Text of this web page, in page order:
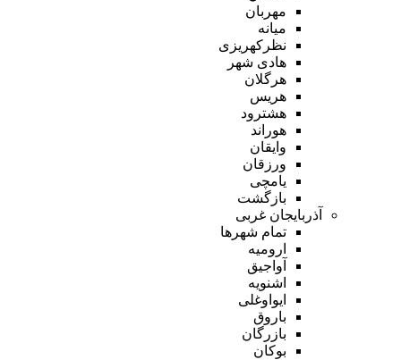
مهربان
میانه
نظرکهریزی
هادی شهر
هرگلان
هریس
هشترود
هوراند
وایقان
ورزقان
یامچی
بازگشت
آذربایجان غربی
تمام شهر‌ها
ارومیه
آواجیق
اشنویه
ایواوغلی
باروق
بازرگان
بوکان